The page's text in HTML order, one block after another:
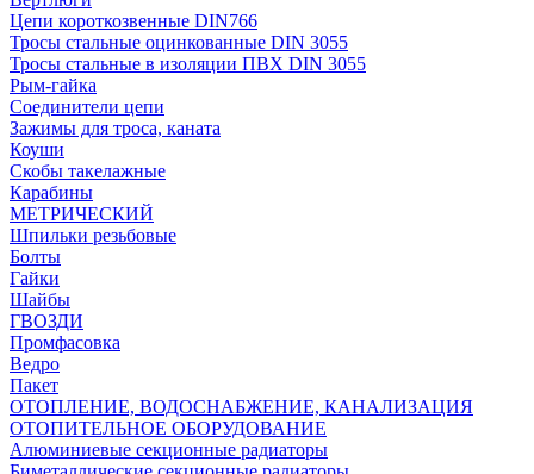
Цепи короткозвенные DIN766
Тросы стальные оцинкованные DIN 3055
Тросы стальные в изоляции ПВХ DIN 3055
Рым-гайка
Соединители цепи
Зажимы для троса, каната
Коуши
Скобы такелажные
Карабины
МЕТРИЧЕСКИЙ
Шпильки резьбовые
Болты
Гайки
Шайбы
ГВОЗДИ
Промфасовка
Ведро
Пакет
ОТОПЛЕНИЕ, ВОДОСНАБЖЕНИЕ, КАНАЛИЗАЦИЯ
ОТОПИТЕЛЬНОЕ ОБОРУДОВАНИЕ
Алюминиевые секционные радиаторы